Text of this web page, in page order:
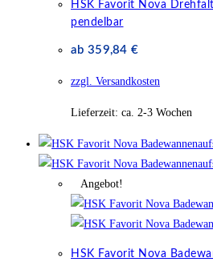
HSK Favorit Nova
pendelbar
ab 359,84€
zzgl. Versandkosten
Lieferzeit: ca. 2-3 Wochen
Angebot!
HSK Favorit Nova